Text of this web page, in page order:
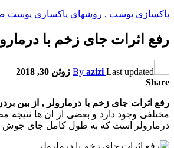
پاکسازی پوست , روشهای پاکسازی پوست
رفع اثرات جای زخم با
By azizi Last updated
ژوئن 30, 2018
Share
رفع اثرات جای زخم با درمارولر , از بین
مختلفی وجود دارد و بعضی از ان ها
درمارولر است که به طول کامل جای جوش و